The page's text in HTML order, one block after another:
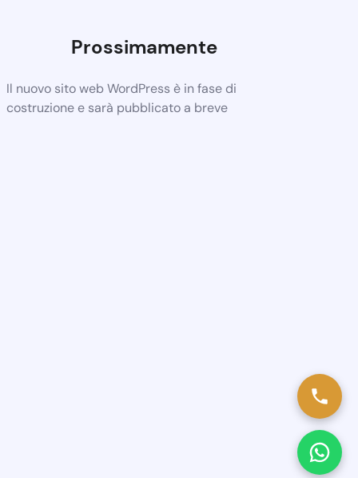
Prossimamente
Il nuovo sito web WordPress è in fase di
costruzione e sarà pubblicato a breve